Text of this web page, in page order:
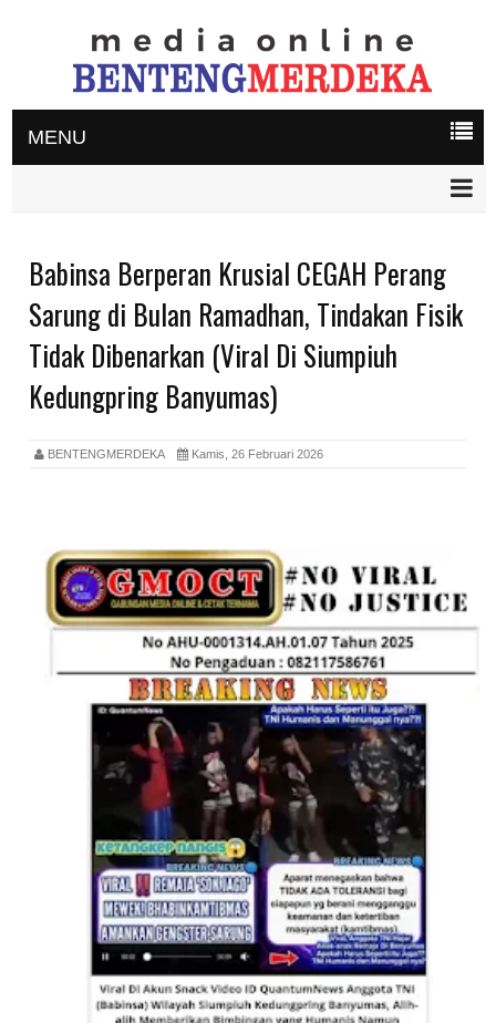
MENU
Babinsa Berperan Krusial CEGAH Perang
Sarung di Bulan Ramadhan, Tindakan Fisik
Tidak Dibenarkan (Viral Di Siumpiuh
Kedungpring Banyumas)
BENTENGMERDEKA Kamis, 26 Februari 2026